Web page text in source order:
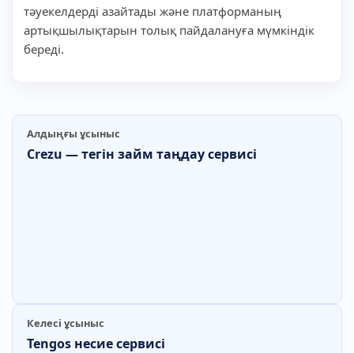
тәуекелдерді азайтады және платформаның
артықшылықтарын толық пайдалануға мүмкіндік
береді.
Алдыңғы ұсыныс
Crezu — тегін займ таңдау сервисі
Келесі ұсыныс
Tengos несие сервисі